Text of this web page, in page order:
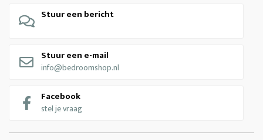
Stuur een bericht
Stuur een e-mail
info@bedroomshop.nl
Facebook
stel je vraag